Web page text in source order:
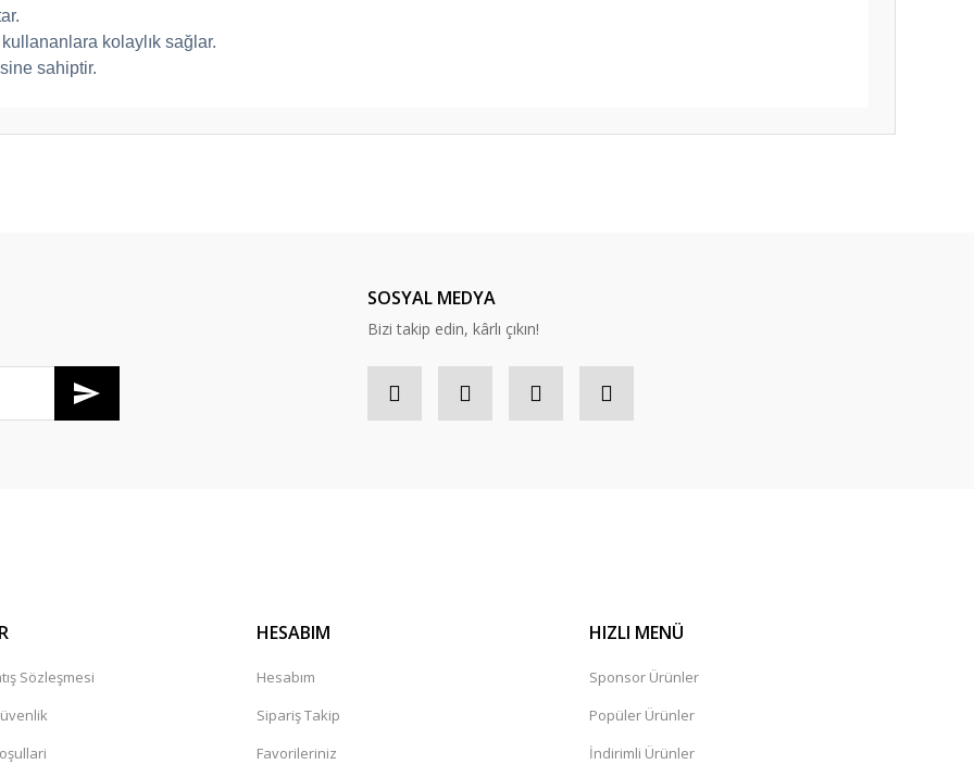
kullananlara kolaylık sağlar.
sahiptir.
Hastabezi Pazarı firmasına özenli ve hızlı teslimat için teşekkür ederim.
SOSYAL MEDYA
Bizi takip edin, kârlı çıkın!
Sözleşmesi
HESABIM
Hesabım
Sipariş Takip
Favorileriniz
HIZLI MENÜ
Sponsor Ürünler
Popüler Ürünler
İndirimli Ürünler